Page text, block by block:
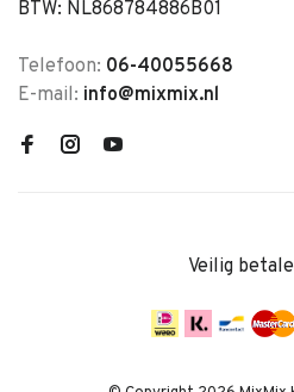
BTW: NL868784886B01
Telefoon: 06-40055668
E-mail: info@mixmix.nl
Veilig